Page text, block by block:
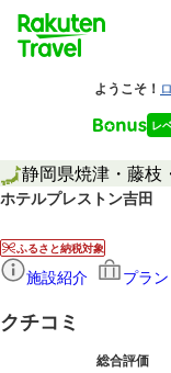
静岡県焼津・藤枝
ホテルプレストン吉田
ふるさと納税対象
施設紹介 プラン
クチコミ
総合評価